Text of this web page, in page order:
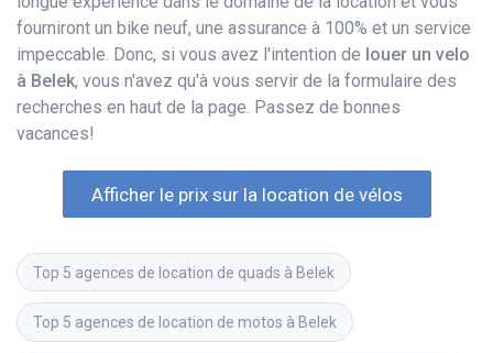
fourniront un bike neuf, une assurance à 100% et un service
impeccable. Donc, si vous avez l'intention de louer un velo
à Belek, vous n'avez qu'à vous servir de la formulaire des
recherches en haut de la page. Passez de bonnes
vacances!
Afficher le prix sur la location de vélos
Top 5 agences de location de quads à Belek
Top 5 agences de location de motos à Belek